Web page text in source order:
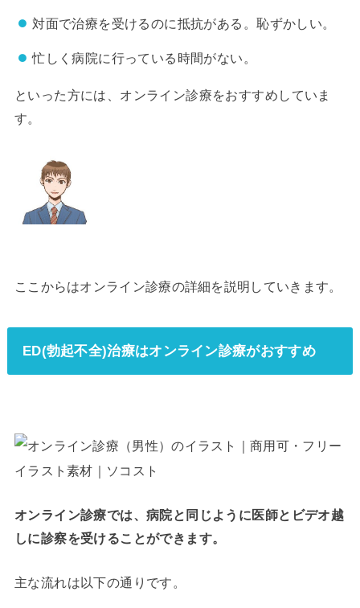
対面で治療を受けるのに抵抗がある。恥ずかしい。
忙しく病院に行っている時間がない。
といった方には、オンライン診療をおすすめしていま
す。
ここからはオンライン診療の詳細を説明していきます。
ED(勃起不全)治療はオンライン診療がおすすめ
オンライン診療では、病院と同じように医師とビデオ越
しに診察を受けることができます。
主な流れは以下の通りです。